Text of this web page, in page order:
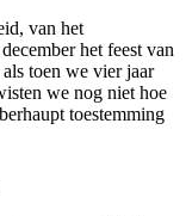
van het
het feest van
als toen we vier jaar
we nog niet hoe
toestemming